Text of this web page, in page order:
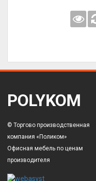
POLYKOM
© Торгово производственная
компания «Поликом»
Офисная мебель по ценам
производителя